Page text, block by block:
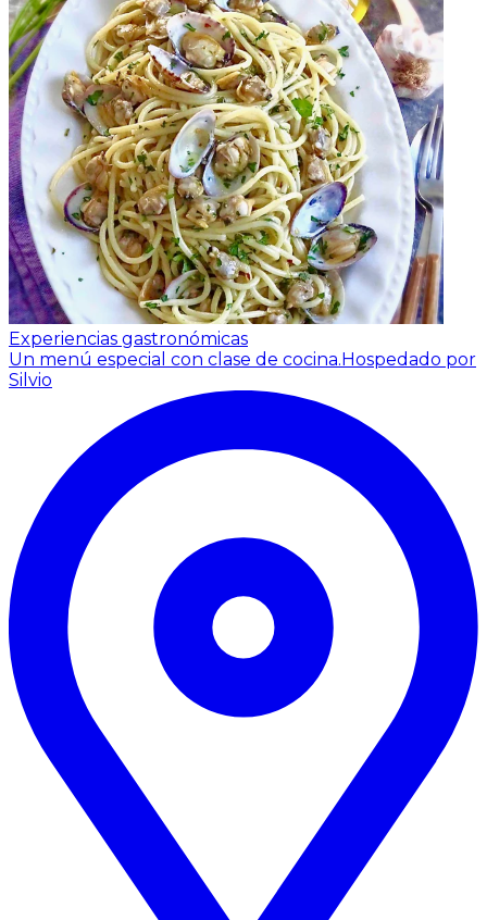
Experiencias gastronómicas
Un menú especial con clase de cocina.Hospedado por
Silvio